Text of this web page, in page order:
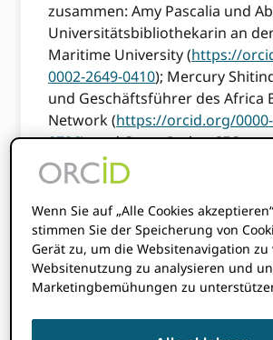
zusammen: Amy Pascalia und
Universitätsbibliothekarin an
Maritime University (https://
0002-2649-0410); Mercury
und Geschäftsführer des Africa
Network (https://orcid.org/
8786); und Owen Iyoha, CEO
Konnect (https://orcid.org/0000-
2358um die einzigartigen
Herausforderungen und
Übernahme auf dem gesamten
Ressourcen für afrikanische
Wenn Sie auf „Alle Cookies
stimmen Sie der Speicherung von
Gerät zu, um die Websitenavigation
Websitenutzung zu analysieren und
Marketingbemühungen zu